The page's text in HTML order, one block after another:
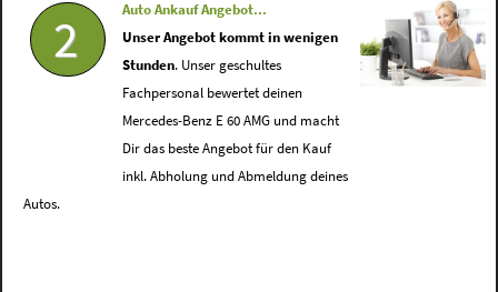
2
Auto Ankauf Angebot...
Unser Angebot kommt in wenigen
Stunden. Unser geschultes
Fachpersonal bewertet deinen
Mercedes-Benz E 60 AMG und macht
Dir das beste Angebot für den Kauf
inkl. Abholung und Abmeldung deines
Autos.